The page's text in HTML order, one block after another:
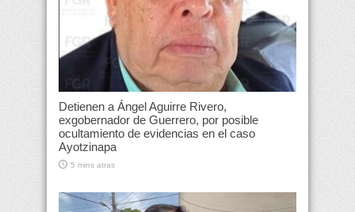
Detienen a Ángel Aguirre Rivero,
exgobernador de Guerrero, por posible
ocultamiento de evidencias en el caso
Ayotzinapa
5 mins atras